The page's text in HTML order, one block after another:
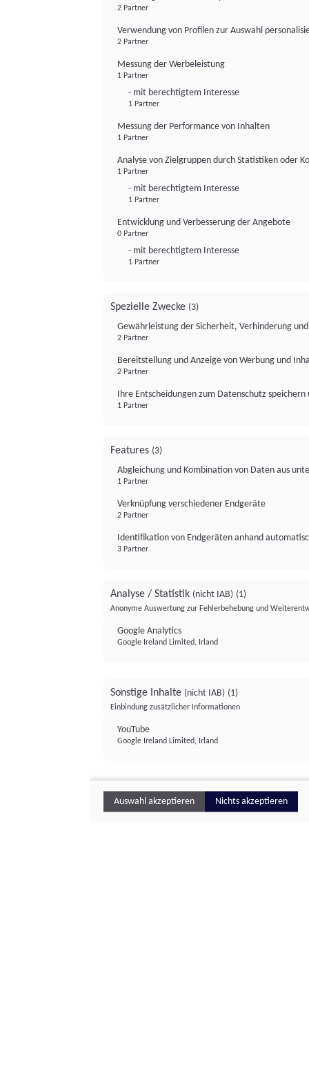
2 Partner
Verwendung von Profilen zur Auswahl
2 Partner
Messung der Werbeleistung
1 Partner
- mit berechtigtem Interesse
1 Partner
Messung der Performance von Inhalten
1 Partner
Analyse von Zielgruppen durch Statistiken oder
1 Partner
- mit berechtigtem Interesse
1 Partner
Entwicklung und Verbesserung der Angebote
0 Partner
- mit berechtigtem Interesse
1 Partner
Spezielle Zwecke (3)
Gewährleistung der Sicherheit, Verhinderung
2 Partner
Bereitstellung und Anzeige von Werbung und
2 Partner
Ihre Entscheidungen zum Datenschutz
1 Partner
Features (3)
Abgleichung und Kombination von Daten aus
1 Partner
Verknüpfung verschiedener Endgeräte
2 Partner
Identifikation von Endgeräten anhand
3 Partner
Analyse / Statistik (nicht IAB) (1)
Anonyme Auswertung zur Fehlerbehebung und
Google Analytics
Google Ireland Limited, Irland
Sonstige Inhalte (nicht IAB) (1)
Einbindung zusätzlicher Informationen
YouTube
Google Ireland Limited, Irland
Auswahl akzeptieren Nichts akzeptieren